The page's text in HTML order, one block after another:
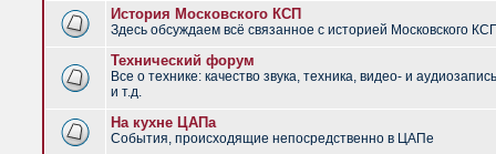
История Московского КСП
Здесь обсуждаем всё связанное с историей Московского
Технический форум
Все о технике: качество звука, техника, видео- и
и т.д.
На кухне ЦАПа
События, происходящие непосредственно в ЦАПе